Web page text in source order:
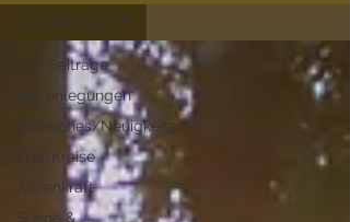
Alle Beiträge
Kartenlegungen
Hilfreiches/Neuigkeiten
KraftKreise
Ahnenkraft
Steine &
Alle Beiträge